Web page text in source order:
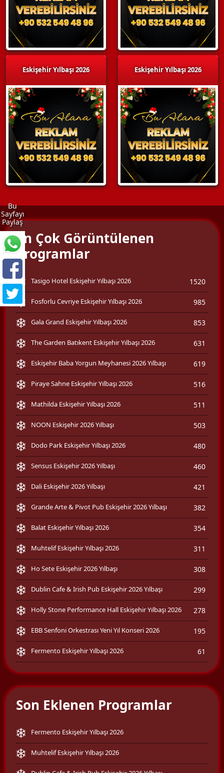
Eskişehir Yılbaşı 2026 Eskişehir Yılbaşı 2026
Bu
Sayfayı
Paylaş
En Çok Görüntülenen
Programlar
Tasigo Hotel Eskişehir Yılbaşı 2026 1520
Fosforlu Cevriye Eskişehir Yılbaşı 2026 985
Gala Grand Eskişehir Yılbaşı 2026 853
The Garden Batıkent Eskişehir Yılbaşı 2026 631
Eskişehir Baba Yorgun Meyhanesi 2026 Yılbaşı 619
Piraye Sahne Eskişehir Yılbaşı 2026 516
Mathilda Eskişehir Yılbaşı 2026 511
NOON Eskişehir 2026 Yılbaşı 503
Dodo Park Eskişehir Yılbaşı 2026 480
Sensus Eskişehir 2026 Yılbaşı 460
Dali Eskişehir 2026 Yılbaşı 421
Grande Arte & Pivot Pub Eskişehir 2026 Yılbaşı 382
Balat Eskişehir Yılbaşı 2026 354
Muhtelif Eskişehir Yılbaşı 2026 311
Ho Sete Eskişehir 2026 Yılbaşı 308
Dublin Cafe & Irish Pub Eskişehir 2026 Yılbaşı 299
Holly Stone Performance Hall Eskişehir Yılbaşı 2026 278
EBB Senfoni Orkestrası Yeni Yıl Konseri 2026 195
Fermento Eskişehir Yılbaşı 2026 61
Son Eklenen Programlar
Fermento Eskişehir Yılbaşı 2026
Muhtelif Eskişehir Yılbaşı 2026